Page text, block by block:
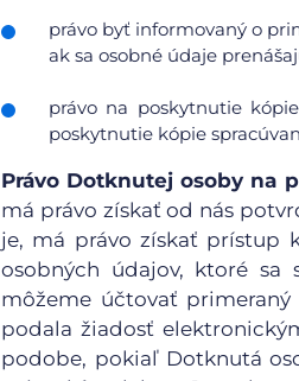
právo byť informovaný o
ak sa osobné údaje
právo na poskytnutie
poskytnutie kópie
Právo Dotknutej osoby na
má právo získať od nás
je, má právo získať prístup
osobných údajov, ktoré sa
môžeme účtovať
podala žiadosť
podobe, pokiaľ Dotknutá